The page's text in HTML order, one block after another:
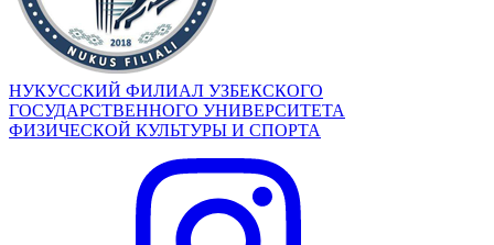
НУКУССКИЙ ФИЛИАЛ УЗБЕКСКОГО
ГОСУДАРСТВЕННОГО УНИВЕРСИТЕТА
ФИЗИЧЕСКОЙ КУЛЬТУРЫ И СПОРТА